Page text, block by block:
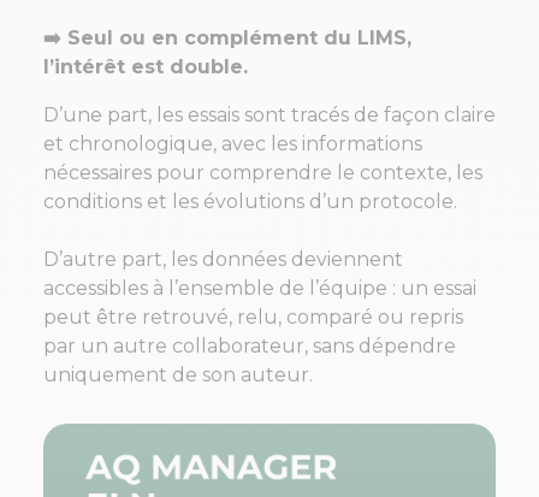
➡️ Seul ou en complément du LIMS,
l’intérêt est double.
D’une part, les essais sont tracés de façon claire
et chronologique, avec les informations
nécessaires pour comprendre le contexte, les
conditions et les évolutions d’un protocole.
D’autre part, les données deviennent
accessibles à l’ensemble de l’équipe : un essai
peut être retrouvé, relu, comparé ou repris
par un autre collaborateur, sans dépendre
uniquement de son auteur.